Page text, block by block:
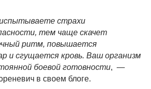
страхи
тем чаще скачет
ритм, повышается
и сгущается кровь. Ваш организм
боевой готовности, —
в своем блоге.